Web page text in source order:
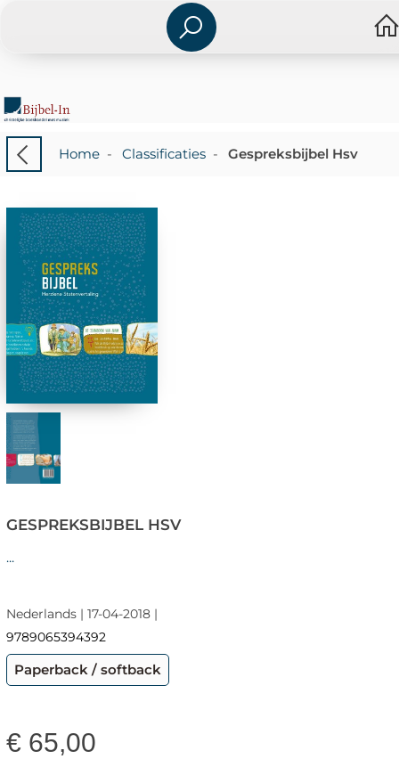
Home- Classificaties- Gespreksbijbel Hsv
GESPREKSBIJBEL HSV
...
Nederlands | 17-04-2018 |
9789065394392
Paperback / softback
€ 65,00